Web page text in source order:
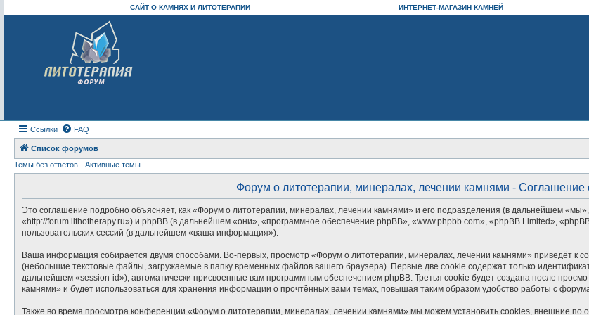
САЙТ О КАМНЯХ И ЛИТОТЕРАПИИ ИНТЕРНЕТ-МАГАЗИН КАМНЕЙ
Ссылки FAQ
Список форумов
Темы без ответов
Активные темы
Форум о литотерапии, минералах, лечении камнями - Соглашение
Это соглашение подробно объясняет, как «Форум о литотерапии, минералах, лечении камнями» и его подразделения (в дальнейшем
«http://forum.lithotherapy.ru») и phpBB (в дальнейшем «они», «программное обеспечение phpBB», «www.phpbb.com», «phpBB Limited»,
пользовательских сессий (в дальнейшем «ваша информация»).
Ваша информация собирается двумя способами. Во-первых, просмотр «Форум о литотерапии, минералах, лечении камнями» приведёт к
(небольшие текстовые файлы, загружаемые в папку временных файлов вашего браузера). Первые две cookie содержат только
дальнейшем «session-id»), автоматически присвоенные вам программным обеспечением phpBB. Третья cookie будет создана после
камнями» и будет использоваться для хранения информации о прочтённых вами темах, повышая таким образом удобство работы с
Также во время просмотра конференции «Форум о литотерапии, минералах, лечении камнями» мы можем установить cookies, внешние